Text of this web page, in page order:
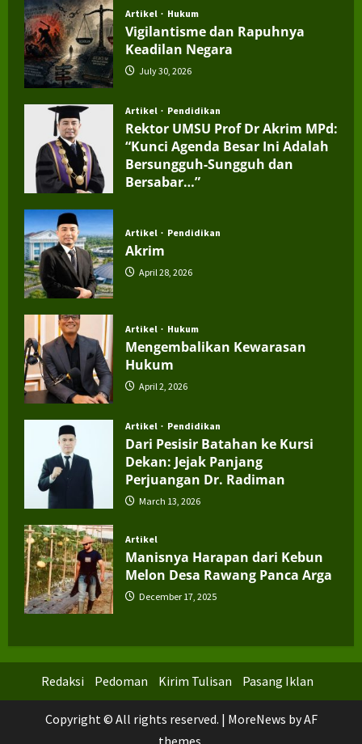
Artikel Hukum
Vigilantisme dan Rapuhnya
Keadilan Negara
July 30, 2026
Artikel Pendidikan
Rektor UMSU Prof Dr Akrim MPd:
“Kunci Agenda Besar Ini Adalah
Bersungguh-Sungguh dan
Bersabar…”
Artikel Pendidikan
Akrim
April 28, 2026
Artikel Hukum
Mengembalikan Kewarasan
Hukum
April 2, 2026
Artikel Pendidikan
Dari Pesisir Batahan ke Kursi
Dekan: Jejak Panjang
Perjuangan Dr. Radiman
March 13, 2026
Artikel
Manisnya Harapan dari Kebun
Melon Desa Rawang Panca Arga
December 17, 2025
Redaksi Pedoman Kirim Tulisan Pasang Iklan
Copyright © All rights reserved. | MoreNews by AF
themes.